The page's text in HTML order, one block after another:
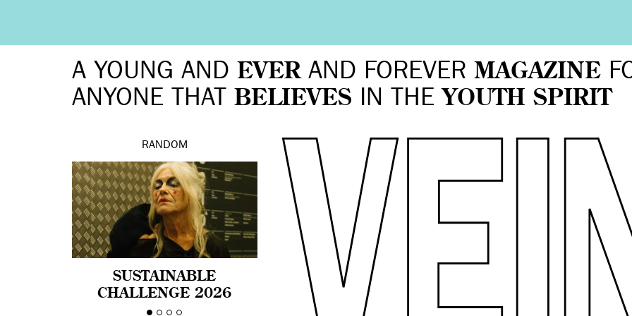
A YOUNG AND EVERAND FOREVER MAGAZINE
ANYONE THAT BELIEVES IN THE YOUTH SPIRIT
RANDOM
SUSTAINABLE
CHALLENGE 2026
CELEBRA LA